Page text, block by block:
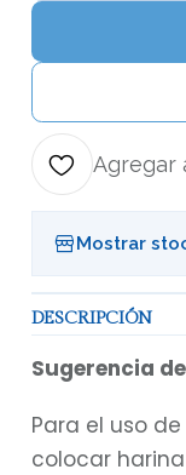
Agregar
Mostrar
DESCRIPCIÓN
Sugerencia
Para el uso
colocar